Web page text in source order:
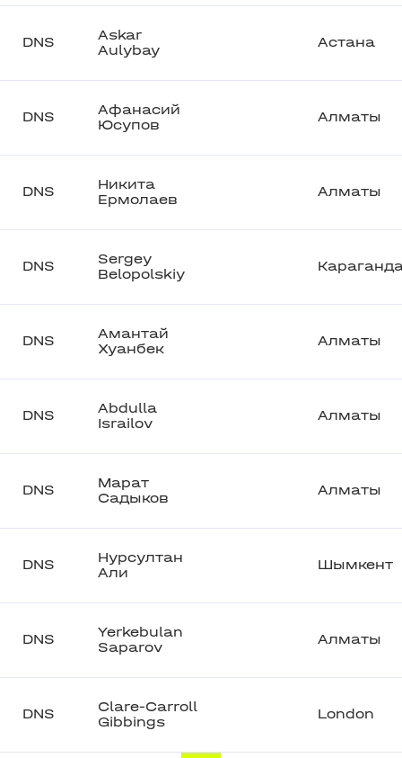
DNS
Askar
Aulybay
Астана
DNS
Афанасий
Юсупов
Алматы
DNS
Никита
Ермолаев
Алматы
DNS
Sergey
Belopolskiy
DNS
Амантай
Хуанбек
Алматы
DNS
Abdulla
Israilov
Алматы
DNS
Марат
Садыков
Алматы
DNS
Нурсултан
Али
Шымкент
DNS
Yerkebulan
Saparov
Алматы
DNS
Clare-Carroll
Gibbings
London